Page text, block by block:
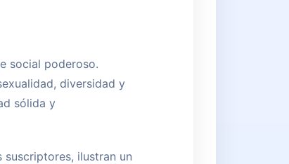
social poderoso.
diversidad y
sólida y
ilustran un